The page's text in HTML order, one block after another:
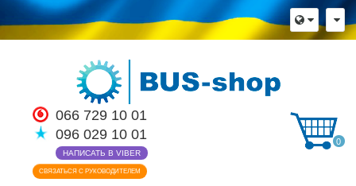
066 729 10 01
096 029 10 01
НАПИСАТЬ В VIBER
СВЯЗАТЬСЯ С РУКОВОДИТЕЛЕМ
0
×
Язык магазина
Выберите пожалуйста язык магазина
Русский
Українська
Закрыть